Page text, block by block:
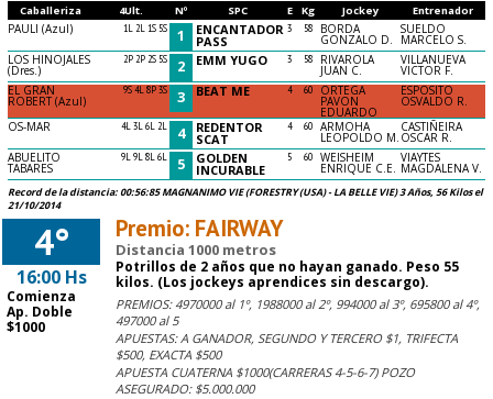
Caballeriza 4Ult. Nº SPC E Kg Jockey Entrenador
PAULI (Azul) 1L 2L 1S 5S 1 ENCANTADOR
PASS
3 58 BORDA
GONZALO D.
SUELDO
MARCELO S.
LOS HINOJALES
(Dres.)
2P 2P 2S 5S 2 EMM YUGO 3 58 RIVAROLA
JUAN C.
VILLANUEVA
VICTOR F.
EL GRAN
ROBERT (Azul)
9S 4L 8P 3S 3 BEAT ME 4 60 ORTEGA
PAVON
EDUARDO
ESPOSITO
OSVALDO R.
OS-MAR
4L 3L 6L 2L 4 REDENTOR
SCAT
4 60 ARMOHA
LEOPOLDO M.
CASTIÑEIRA
OSCAR R.
ABUELITO
TABARES
9L 9L 8L 6L 5 GOLDEN
INCURABLE
5 60 WEISHEIM
ENRIQUE C.E.
VIAYTES
MAGDALENA V.
Record de la distancia: 00:56:85 MAGNANIMO VIE (FORESTRY (USA) - LA BELLE VIE) 3 Años, 56 Kilos el
21/10/2014
4°
16:00 Hs
Comienza
Ap. Doble
$1000
Premio: FAIRWAY
Distancia 1000 metros
Potrillos de 2 años que no hayan ganado. Peso 55
kilos. (Los jockeys aprendices sin descargo).
PREMIOS: 4970000 al 1º, 1988000 al 2º, 994000 al 3º, 695800 al 4º,
497000 al 5
APUESTAS: A GANADOR, SEGUNDO Y TERCERO $1, TRIFECTA
$500, EXACTA $500
APUESTA CUATERNA $1000(CARRERAS 4-5-6-7) POZO
ASEGURADO: $5.000.000